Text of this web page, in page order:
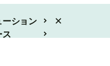
ーション
ス